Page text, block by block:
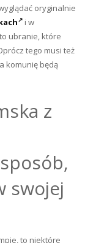
oryginalnie
i w
to ubranie, które
tego musi też
komunię będą
z
swojej
to niektóre